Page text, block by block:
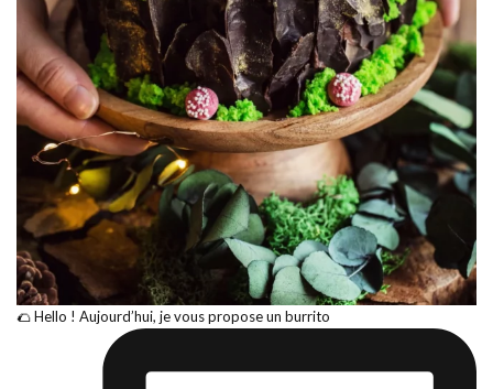
🌮 Hello ! Aujourd’hui, je vous propose un burrito